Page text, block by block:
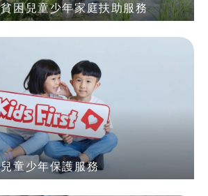
貧困兒童少年家庭扶助服務
兒童少年保護服務